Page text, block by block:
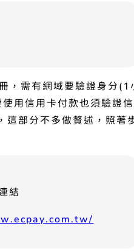
，需有網域要驗證身分(1
用信用卡付款也須驗證
這部分不多做贅述，照著
結